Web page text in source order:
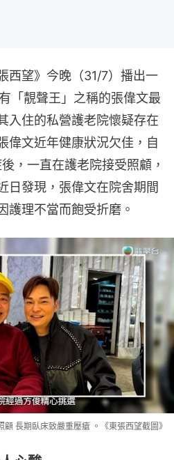
西望》今晚（31/7）播出一
「靚聲王」之稱的張偉文最
入住的私營護老院懷疑存在
偉文近年健康狀況欠佳，自
，一直在護老院接受照顧，
日發現，張偉文在院舍期間
護理不當而飽受折磨。
顧 長期臥床致嚴重壓瘡 。《東張西望截圖》